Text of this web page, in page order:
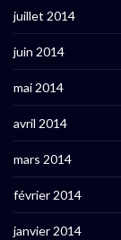
juillet 2014
juin 2014
mai 2014
avril 2014
mars 2014
février 2014
janvier 2014